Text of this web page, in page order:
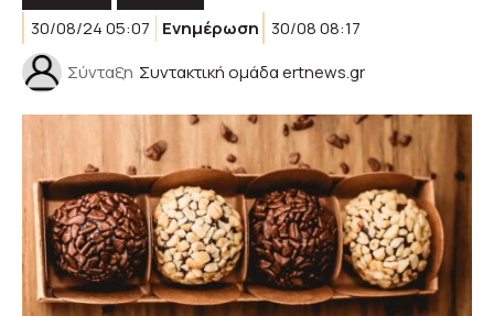
30/08/24 05:07
Ενημέρωση
30/08 08:17
Σύνταξη Συντακτική ομάδα ertnews.gr